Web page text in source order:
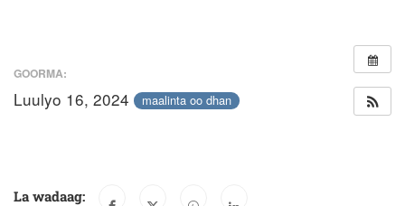
GOORMA:
Luulyo 16, 2024 maalinta oo dhan
La wadaag: